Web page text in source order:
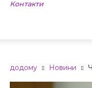
Контакти
додому Новини